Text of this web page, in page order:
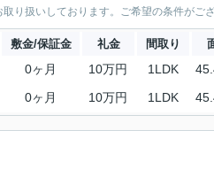
り扱いしております。ご希望の条件がご
敷金/保証金 礼金 間取り
0ヶ月 10万円 1LDK
0ヶ月 10万円 1LDK